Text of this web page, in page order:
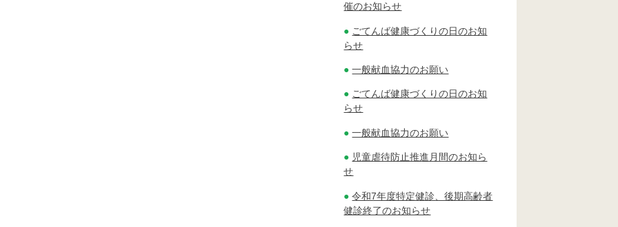
催のお知らせ
ごてんば健康づくりの日のお知
らせ
一般献血協力のお願い
ごてんば健康づくりの日のお知
らせ
一般献血協力のお願い
児童虐待防止推進月間のお知ら
せ
令和7年度特定健診、後期高齢者
健診終了のお知らせ